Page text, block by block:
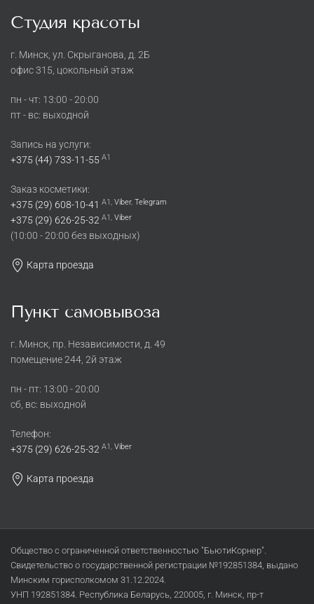
Студия красоты
г. Минск, ул. Скрыганова, д. 2Б
офис 315, цокольный этаж
пн - чт: 13:00 - 20:00
пт - вс: выходной
Запись на услуги:
+375 (44) 733-11-55 A1
Заказ косметики:
+375 (29) 608-10-41 A1, Viber, Telegram
+375 (29) 626-25-32 A1, Viber
(10:00 - 20:00 без выходных)
Карта проезда
Пункт самовывоза
г. Минск, пр. Независимости, д. 49
помещение 244, 2й этаж
пн - пт: 13:00 - 20:00
сб, вс: выходной
Телефон:
+375 (29) 626-25-32 A1, Viber
Карта проезда
Общество с ограниченной ответственностью "БьютиКорнер".
Свидетельство о государственной регистрации №192851384, выдано
Минским горисполкомом 31.12.2024.
УНП 192851384. Республика Беларусь, 220005, г. Минск, пр-т